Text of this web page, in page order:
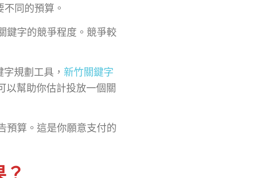
同的預算。
鍵字的競爭程度。競爭較
規劃工具， 新竹關鍵字
以幫助你估計投放一個關
預算。這是你願意支付的